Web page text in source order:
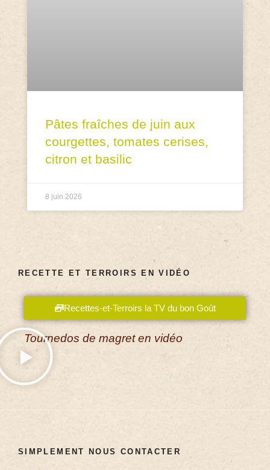
Pâtes fraîches de juin aux
courgettes, tomates cerises,
citron et basilic
8 juin 2026
RECETTE ET TERROIRS EN VIDÉO
Recettes-et-Terroirs la TV du bon Goût
Tournedos de magret en vidéo
SIMPLEMENT NOUS CONTACTER